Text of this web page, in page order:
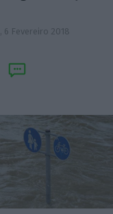
6 Fevereiro 2018